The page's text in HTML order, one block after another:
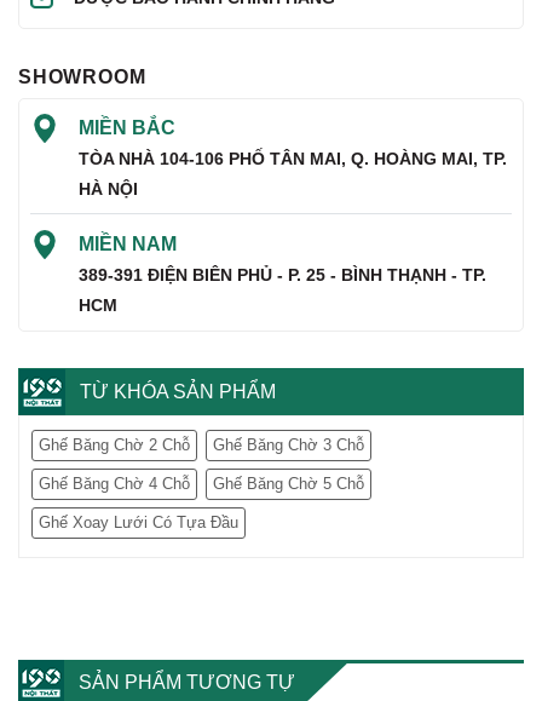
SHOWROOM
MIỀN BẮC
TÒA NHÀ 104-106 PHỐ TÂN MAI, Q. HOÀNG MAI, TP.
HÀ NỘI
MIỀN NAM
389-391 ĐIỆN BIÊN PHỦ - P. 25 - BÌNH THẠNH - TP.
HCM
TỪ KHÓA SẢN PHẨM
Ghế Băng Chờ 2 Chỗ Ghế Băng Chờ 3 Chỗ
Ghế Băng Chờ 4 Chỗ Ghế Băng Chờ 5 Chỗ
Ghế Xoay Lưới Có Tựa Đầu
SẢN PHẨM TƯƠNG TỰ